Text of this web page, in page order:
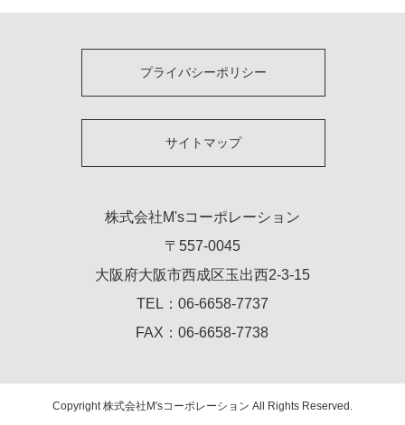
プライバシーポリシー
サイトマップ
株式会社M'sコーポレーション
〒557-0045
大阪府大阪市西成区玉出西2-3-15
TEL：06-6658-7737
FAX：06-6658-7738
Copyright 株式会社M'sコーポレーション All Rights Reserved.